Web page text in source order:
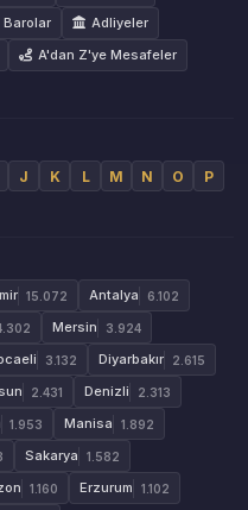
Barolar
Adliyeler
A'dan Z'ye Mesafeler
J K L M N O
P
15.072 Antalya 6.102
Mersin 3.924
3.132 Diyarbakır 2.615
2.431 Denizli 2.313
1.953 Manisa 1.892
Sakarya 1.582
1.160 Erzurum 1.102